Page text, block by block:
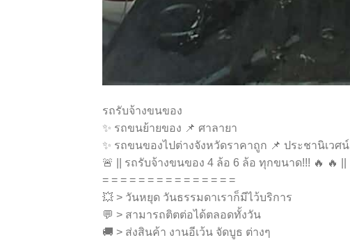
รถรับจ้างขนของ
✨ รถขนย้ายของ 📌 ศาลายา
✨ รถขนของไปต่างจังหวัดราคาถูก 📌 ประชานิเวศน์
🚨 || รถรับจ้างขนของ 4 ล้อ 6 ล้อ ทุกขนาด!!! 🔥 🔥 ||
= = = = = = = = = = = = = = =
💥 > วันหยุด วันธรรมดาเราก็มีไว้บริการ
💬 > สามารถติตต่อได้ตลอดทั้งวัน
🚚 > ส่งสินค้า งานอีเว้น จัดบูธ ต่างๆ